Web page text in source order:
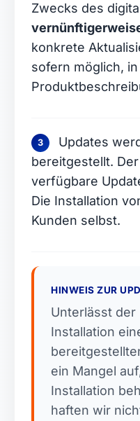
Zwecks des
konkrete
sofern möglich,
3
Updates
bereitgestellt.
verfügbare
Die Installation
Kunden selbst.
HINWEIS ZUR
Unterlässt der
Installation
ein Mangel
Installation
haften wir